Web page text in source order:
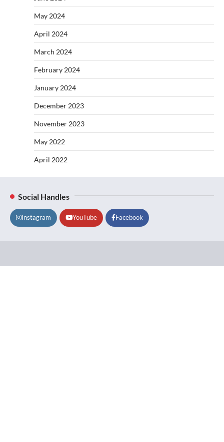
May 2024
April 2024
March 2024
February 2024
January 2024
December 2023
November 2023
May 2022
April 2022
Social Handles
Instagram YouTube Facebook